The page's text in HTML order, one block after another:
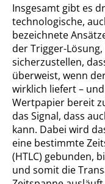
Insgesamt gibt es
technologische,
bezeichnete
der Trigger-
sicherzustellen,
überweist, wenn
wirklich liefert –
Wertpapier bereit
das Signal, dass
kann. Dabei wird
eine bestimmte
(HTLC) gebunden,
und somit die